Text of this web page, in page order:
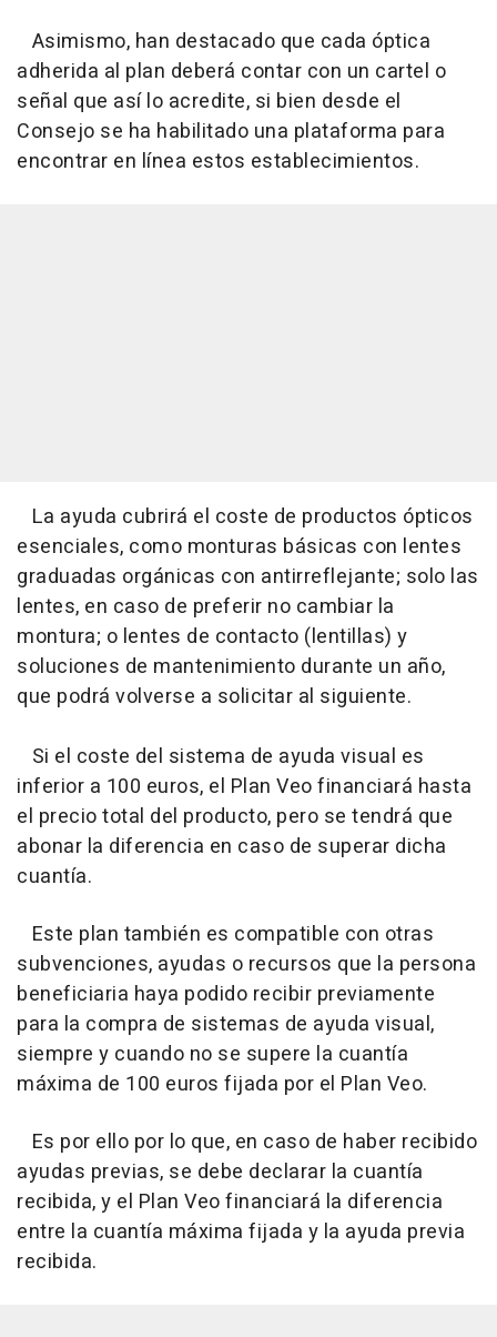
Asimismo, han destacado que cada óptica
adherida al plan deberá contar con un cartel o
señal que así lo acredite, si bien desde el
Consejo se ha habilitado una plataforma para
encontrar en línea estos establecimientos.
La ayuda cubrirá el coste de productos ópticos
esenciales, como monturas básicas con lentes
graduadas orgánicas con antirreflejante; solo las
lentes, en caso de preferir no cambiar la
montura; o lentes de contacto (lentillas) y
soluciones de mantenimiento durante un año,
que podrá volverse a solicitar al siguiente.
Si el coste del sistema de ayuda visual es
inferior a 100 euros, el Plan Veo financiará hasta
el precio total del producto, pero se tendrá que
abonar la diferencia en caso de superar dicha
cuantía.
Este plan también es compatible con otras
subvenciones, ayudas o recursos que la persona
beneficiaria haya podido recibir previamente
para la compra de sistemas de ayuda visual,
siempre y cuando no se supere la cuantía
máxima de 100 euros fijada por el Plan Veo.
Es por ello por lo que, en caso de haber recibido
ayudas previas, se debe declarar la cuantía
recibida, y el Plan Veo financiará la diferencia
entre la cuantía máxima fijada y la ayuda previa
recibida.